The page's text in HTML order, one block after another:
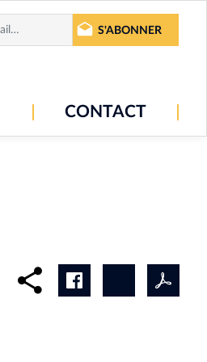
S'ABONNER
CONTACT